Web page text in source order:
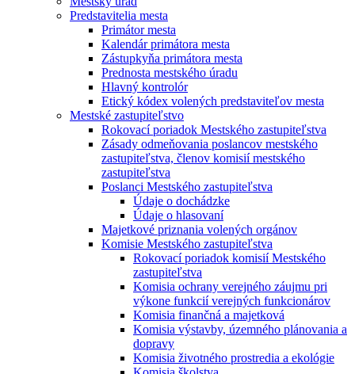
Predstavitelia mesta
Primátor mesta
Kalendár primátora mesta
Zástupkyňa primátora mesta
Prednosta mestského úradu
Hlavný kontrolór
Etický kódex volených predstaviteľov mesta
Mestské zastupiteľstvo
Rokovací poriadok Mestského zastupiteľstva
Zásady odmeňovania poslancov mestského
zastupiteľstva, členov komisií mestského
zastupiteľstva
Poslanci Mestského zastupiteľstva
Údaje o dochádzke
Údaje o hlasovaní
Majetkové priznania volených orgánov
Komisie Mestského zastupiteľstva
Rokovací poriadok komisií Mestského
zastupiteľstva
Komisia ochrany verejného záujmu pri
výkone funkcií verejných funkcionárov
Komisia finančná a majetková
Komisia výstavby, územného plánovania a
dopravy
Komisia životného prostredia a ekológie